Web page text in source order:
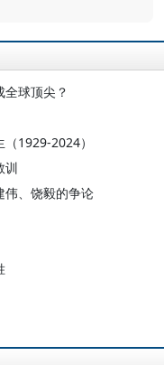
球顶尖？
1929-2024）
训
伟、饶毅的争论